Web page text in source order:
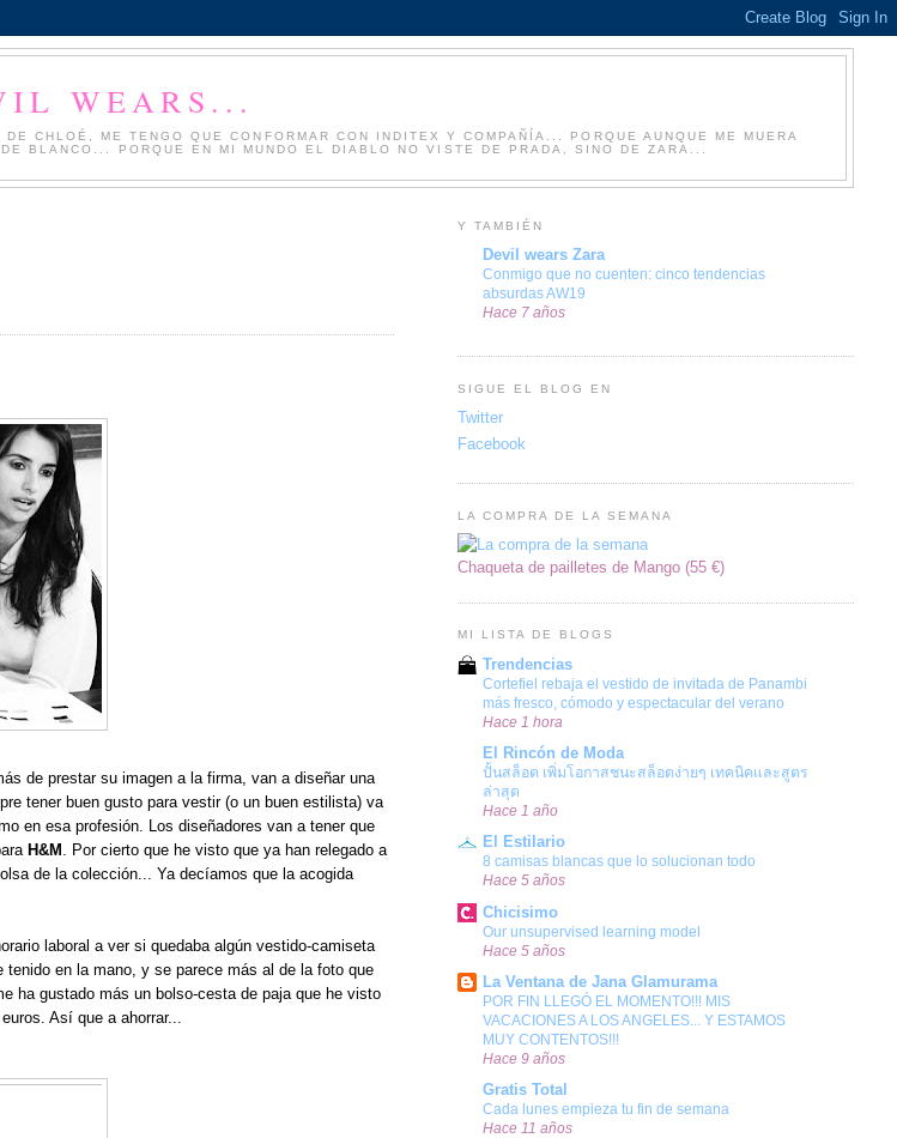
WEARS...
CHLOÉ, ME TENGO QUE CONFORMAR CON INDITEX Y COMPAÑÍA... PORQUE AUNQUE ME MUERA
BLANCO... PORQUE EN MI MUNDO EL DIABLO NO VISTE DE PRADA, SINO DE ZARA...
de prestar su imagen a la firma, van a diseñar una
tener buen gusto para vestir (o un buen estilista) va
en esa profesión. Los diseñadores van a tener que
H&M . Por cierto que he visto que ya han relegado a
de la colección... Ya decíamos que la acogida
laboral a ver si quedaba algún vestido-camiseta
tenido en la mano, y se parece más al de la foto que
ha gustado más un bolso-cesta de paja que he visto
Así que a ahorrar...
Y TAMBIÉN
Devil wears Zara
Conmigo que no cuenten: cinco tendencias
absurdas AW19
Hace 7 años
SIGUE EL BLOG EN
Twitter
Facebook
LA COMPRA DE LA SEMANA
Chaqueta de pailletes de Mango (55 €)
MI LISTA DE BLOGS
Trendencias
Cortefiel rebaja el vestido de invitada de Panambi
más fresco, cómodo y espectacular del verano
Hace 1 hora
El Rincón de Moda
ปั้นสล็อต เพิ่มโอกาสชนะสล็อตง่ายๆ เทคนิคและสูตร
ล่าสุด
Hace 1 año
El Estilario
8 camisas blancas que lo solucionan todo
Hace 5 años
Chicisimo
Our unsupervised learning model
Hace 5 años
La Ventana de Jana Glamurama
POR FIN LLEGÓ EL MOMENTO!!! MIS
VACACIONES A LOS ANGELES... Y ESTAMOS
MUY CONTENTOS!!!
Hace 9 años
Gratis Total
Cada lunes empieza tu fin de semana
Hace 11 años